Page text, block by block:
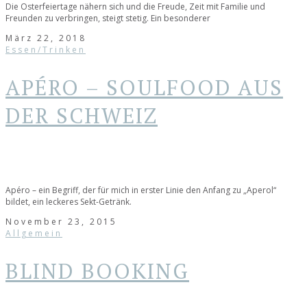
Die Osterfeiertage nähern sich und die Freude, Zeit mit Familie und
Freunden zu verbringen, steigt stetig. Ein besonderer
März 22, 2018
Essen/Trinken
APÉRO – SOULFOOD AUS
DER SCHWEIZ
Apéro – ein Begriff, der für mich in erster Linie den Anfang zu „Aperol“
bildet, ein leckeres Sekt-Getränk.
November 23, 2015
Allgemein
BLIND BOOKING